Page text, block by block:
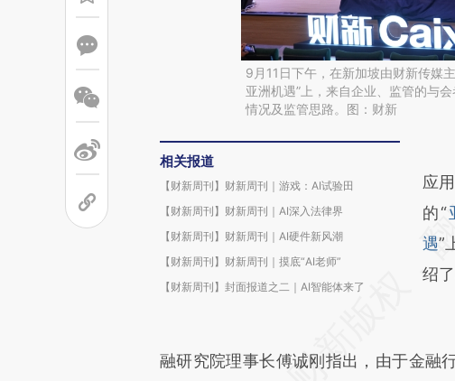
9月11日下午，在新加坡由财新传媒
亚洲机遇”上，来自企业、监管的与
情况及监管思路。图：财新
相关报道
【财新周刊】财新周刊｜游戏：AI试验田
【财新周刊】财新周刊｜AI深入法律界
【财新周刊】财新周刊｜AI硬件新风潮
【财新周刊】财新周刊｜摸底“AI老师”
【财新周刊】封面报道之二｜AI智能体来了
请
成
对
应
的“
遇”
绍
中
融研究院理事⻓傅诚刚指出，由于金融